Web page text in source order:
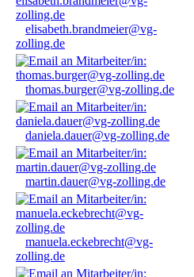
elisabeth.brandmeier@vg-
zolling.de
thomas.burger@vg-zolling.de
daniela.dauer@vg-zolling.de
martin.dauer@vg-zolling.de
manuela.eckebrecht@vg-
zolling.de